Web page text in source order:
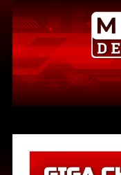
Skip
content